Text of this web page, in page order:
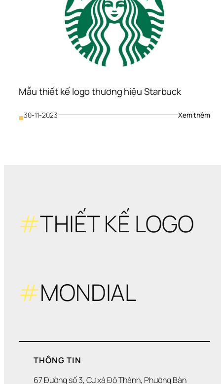
Mẫu thiết kế logo thương hiệu Starbuck
■30-11-2023 Xem thêm:
#THIẾT KẾ LOGO
#MONDIAL
THÔNG TIN
67 Đường số 3, Cư xá Đô Thành, Phường Bàn